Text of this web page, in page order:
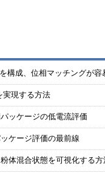
構成、位相マッチングが容
実現する方法
ッケージの低電流評価
ケージ評価の最前線
体混合状態を可視化する方